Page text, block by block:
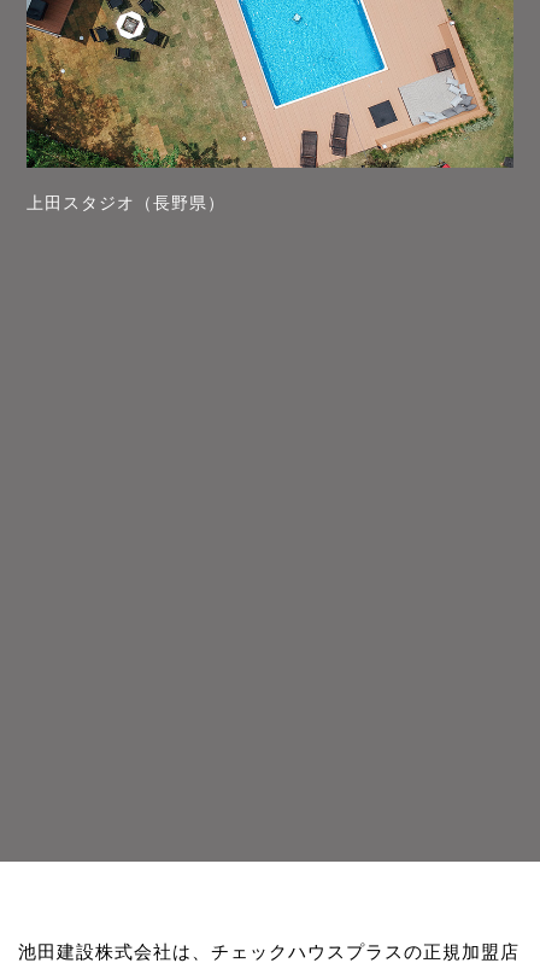
上田スタジオ（長野県）
池田建設株式会社は、チェックハウスプラスの正規加盟店